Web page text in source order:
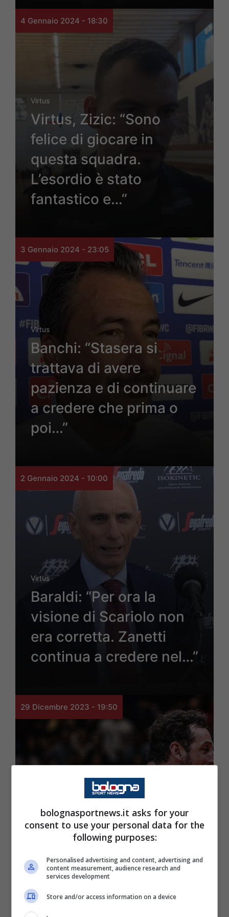
4 Gennaio 2024 - 18:30
Virtus
Virtus, Zizic: “Sono
felice di giocare in
questa squadra.
L’esordio è stato
fantastico e…”
3 Gennaio 2024 - 23:05
Virtus
Banchi: “Stasera si
trattava di avere
pazienza e di continuare
a credere che prima o
poi…”
2 Gennaio 2024 - 10:00
Virtus
Baraldi: “Per ora la
visione di Scariolo non
era corretta. Zanetti
continua a credere nel…”
29 Dicembre 2023 - 19:50
Virtus-Carpegna
Prosciutto Pesaro,
streaming gratis e
diretta tv in chiaro?
bolognasportnews.it asks for your
consent to use your personal data for the
following purposes:
Personalised advertising and content, advertising and
content measurement, audience research and
services development
Store and/or access information on a device